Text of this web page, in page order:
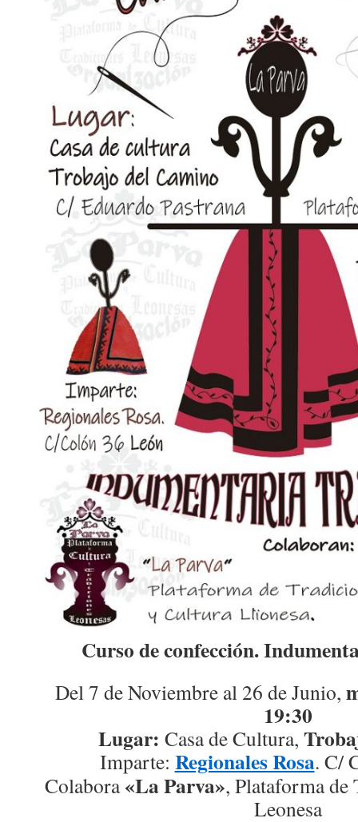
Curso de confección.
Del 7 de Noviembre al 26 de Junio,
19:30
Lugar: Casa de Cultura,
Imparte: Regionales Rosa. C/
Colabora«La Parva», Plataforma
Leonesa